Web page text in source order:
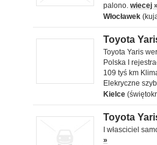
palono. wiecej
Włocławek
Toyota
Toyota Yaris
Polska I
109 tyś km
Elekryczne
Kielce
Toyota
I własciciel
»